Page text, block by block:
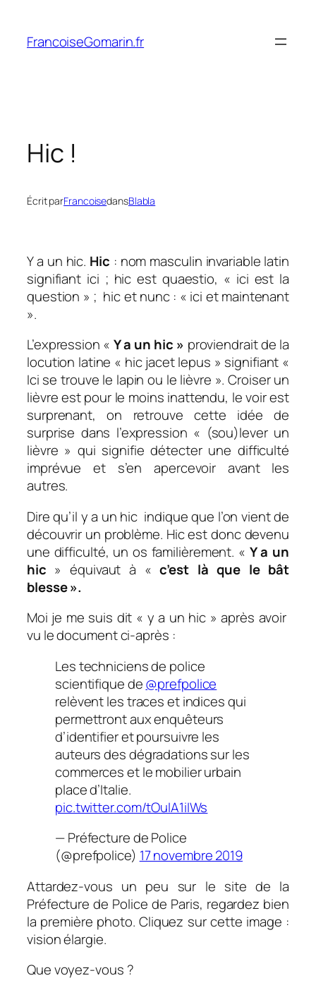
contenu
FrancoiseGomarin.fr
Hic !
Écrit parFrancoisedansBlabla
Y a un hic. Hic : nom masculin invariable latin
signifiant ici ; hic est quaestio, « ici est la
question » ; hic et nunc : « ici et maintenant
».
L’expression « Y a un hic » proviendrait de la
locution latine « hic jacet lepus » signifiant «
Ici se trouve le lapin ou le lièvre ». Croiser un
lièvre est pour le moins inattendu, le voir est
surprenant, on retrouve cette idée de
surprise dans l’expression « (sou)lever un
lièvre » qui signifie détecter une difficulté
imprévue et s’en apercevoir avant les
autres.
Dire qu’il y a un hic indique que l’on vient de
découvrir un problème. Hic est donc devenu
une difficulté, un os familièrement. « Y a un
hic » équivaut à «c’est là que le bât
blesse ».
Moi je me suis dit « y a un hic » après avoir
vu le document ci-après :
Les techniciens de police
scientifique de@prefpolice
relèvent les traces et indices qui
permettront aux enquêteurs
d’identifier et poursuivre les
auteurs des dégradations sur les
commerces et le mobilier urbain
place d’Italie.
pic.twitter.com/tOuIA1iIWs
— Préfecture de Police
(@prefpolice) 17 novembre 2019
Attardez-vous un peu sur le site de la
Préfecture de Police de Paris, regardez bien
la première photo. Cliquez sur cette image :
vision élargie.
Que voyez-vous ?